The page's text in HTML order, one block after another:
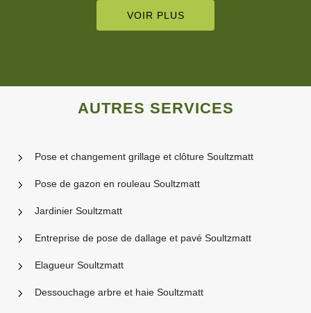
VOIR PLUS
AUTRES SERVICES
Pose et changement grillage et clôture Soultzmatt
Pose de gazon en rouleau Soultzmatt
Jardinier Soultzmatt
Entreprise de pose de dallage et pavé Soultzmatt
Elagueur Soultzmatt
Dessouchage arbre et haie Soultzmatt